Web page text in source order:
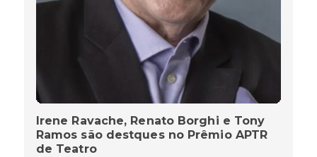
Irene Ravache, Renato Borghi e Tony
Ramos são destques no Prêmio APTR
de Teatro